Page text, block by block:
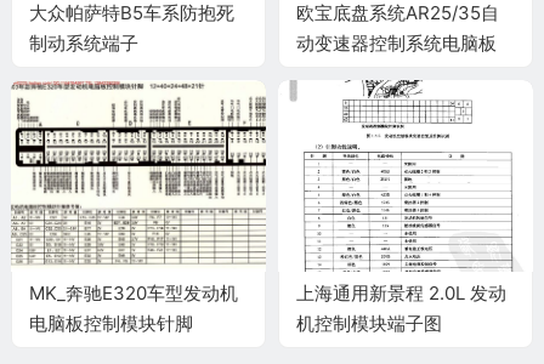
大众帕萨特B5车系防抱死
制动系统端子
欧宝底盘系统AR25/35自
动变速器控制系统电脑板
MK_奔驰E320车型发动机
电脑板控制模块针脚
上海通用新景程 2.0L 发动
机控制模块端子图